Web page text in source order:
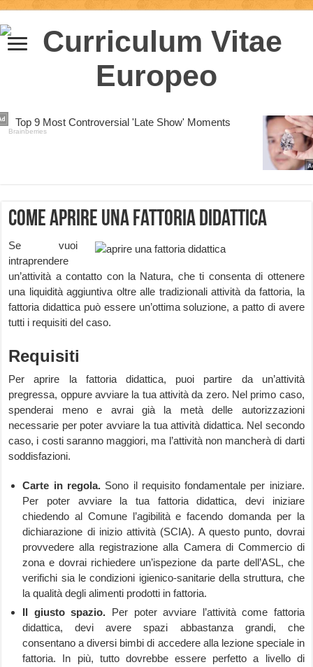
Come aprire una fattoria didattica
Se vuoi
intraprendere
un’attività a contatto con la Natura, che ti consenta di ottenere
una liquidità aggiuntiva oltre alle tradizionali attività da fattoria, la
fattoria didattica può essere un’ottima soluzione, a patto di avere
tutti i requisiti del caso.
Requisiti
Per aprire la fattoria didattica, puoi partire da un’attività
pregressa, oppure avviare la tua attività da zero. Nel primo caso,
spenderai meno e avrai già la metà delle autorizzazioni
necessarie per poter avviare la tua attività didattica. Nel secondo
caso, i costi saranno maggiori, ma l’attività non mancherà di darti
soddisfazioni.
Carte in regola.Sono il requisito fondamentale per iniziare.
Per poter avviare la tua fattoria didattica, devi iniziare
chiedendo al Comune l’agibilità e facendo domanda per la
dichiarazione di inizio attività (SCIA). A questo punto, dovrai
provvedere alla registrazione alla Camera di Commercio di
zona e dovrai richiedere un’ispezione da parte dell’ASL, che
verifichi sia le condizioni igienico-sanitarie della struttura, che
la qualità degli alimenti prodotti in fattoria.
Il giusto spazio. Per poter avviare l’attività come fattoria
didattica, devi avere spazi abbastanza grandi, che
consentano a diversi bimbi di accedere alla lezione speciale in
fattoria. In più, tutto dovrebbe essere perfetto a livello di